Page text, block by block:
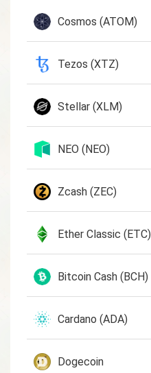
Cosmos (ATOM)
Tezos (XTZ)
Stellar (XLM)
NEO (NEO)
Zcash (ZEC)
Ether Classic (ETC)
Bitcoin Cash (BCH)
Cardano (ADA)
Dogecoin